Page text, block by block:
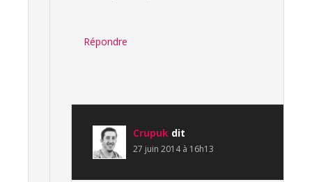
Répondre
Crupuk dit
27 juin 2014 à 16h13